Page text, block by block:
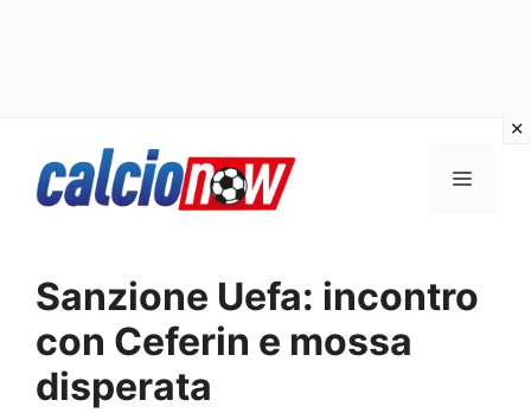
Menu
Sanzione Uefa: incontro
con Ceferin e mossa
disperata